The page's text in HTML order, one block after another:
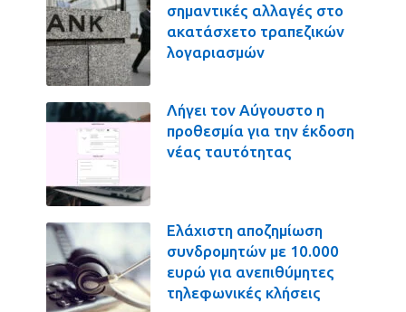
σημαντικές αλλαγές στο
ακατάσχετο τραπεζικών
λογαριασμών
Λήγει τον Αύγουστο η
προθεσμία για την έκδοση
νέας ταυτότητας
Ελάχιστη αποζημίωση
συνδρομητών με 10.000
ευρώ για ανεπιθύμητες
τηλεφωνικές κλήσεις